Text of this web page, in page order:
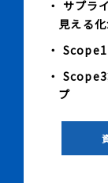
・ サプラ
見える
・
・
プ